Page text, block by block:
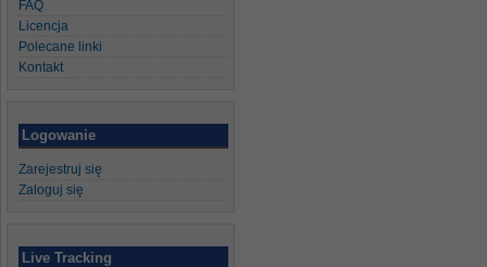
FAQ
Licencja
Polecane linki
Kontakt
Logowanie
Zarejestruj się
Zaloguj się
Live Tracking